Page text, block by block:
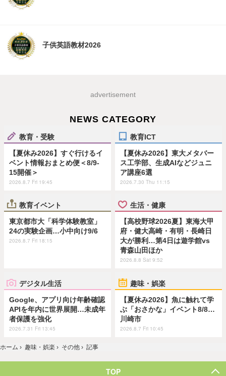
子供英語教材2026
advertisement
NEWS CATEGORY
教育・受験
【夏休み2026】すぐ行けるイ
ベント情報おまとめ便＜8/9-
15開催＞
2026.8.7 Fri 19:45
教育ICT
【夏休み2026】東大メタバー
ス工学部、生成AIなどジュニ
ア講座6選
2026.7.30 Thu 11:15
教育イベント
東京都市大「科学体験教室」
24の実験企画…小中向け9/6
2026.8.7 Fri 18:15
生活・健康
【高校野球2026夏】東海大甲
府・健大高崎・有明・長崎日
大が勝利…第4日は遊学館vs
青森山田ほか
2026.8.8 Sat 9:52
デジタル生活
Google、アプリ向け年齢確認
APIを年内に世界展開…未成年
者保護を強化
2026.7.31 Fri 13:45
趣味・娯楽
【夏休み2026】魚に触れて学
ぶ「おさかな」イベント8/8…
川崎市
2026.8.7 Fri 10:45
ホーム › 趣味・娯楽 › その他 › 記事
TOP